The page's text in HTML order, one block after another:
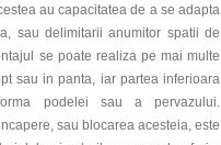
au capacitatea de a se adapta
sau delimitarii anumitor spatii de
se poate realiza pe mai multe
sau in panta, iar partea inferioara
podelei sau a pervazului.
sau blocarea acesteia, este